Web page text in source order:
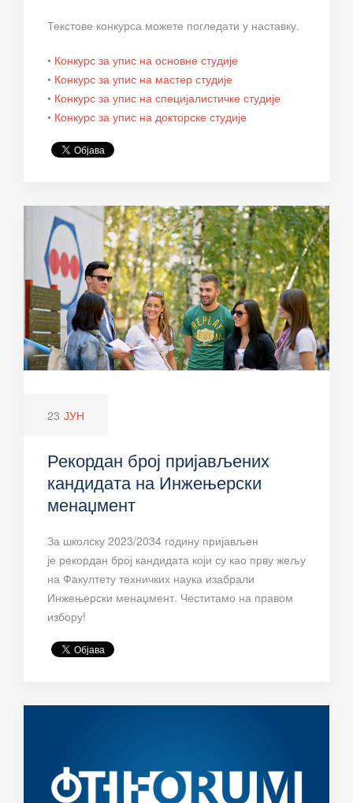
Текстове конкурса можете погледати у наставку.
• Конкурс за упис на основне студије
• Конкурс за упис на мастер студије
• Конкурс за упис на специјалистичке студије
• Конкурс за упис на докторске студије
23 ЈУН
Рекордан број пријављених
кандидата на Инжењерски
менаџмент
За школску 2023/2034 годину пријављен
је рекордан број кандидата који су као прву жељу
на Факултету техничких наука изабрали
Инжењерски менаџмент. Честитамо на правом
избору!